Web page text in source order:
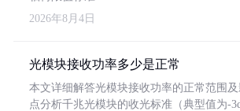
2026年8月4日
光模块接收功率多少是正常
本文详细解答光模块接收功率的正常范围
点分析千兆光模块的收光标准（典型值为-